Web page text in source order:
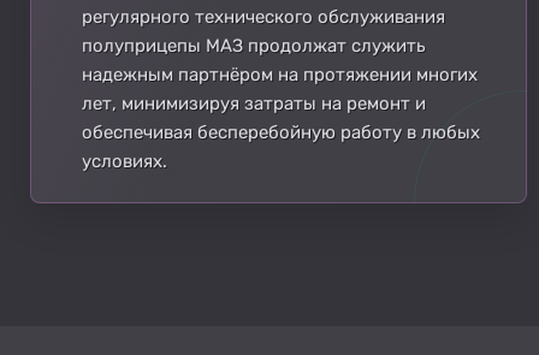
регулярного технического обслуживания
полуприцепы МАЗ продолжат служить
надежным партнёром на протяжении многих
лет, минимизируя затраты на ремонт и
обеспечивая бесперебойную работу в любых
условиях.